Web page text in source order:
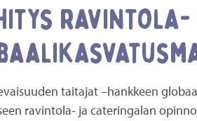
ravintola-
taitajat –hankkeen
ravintola- ja cateringalan